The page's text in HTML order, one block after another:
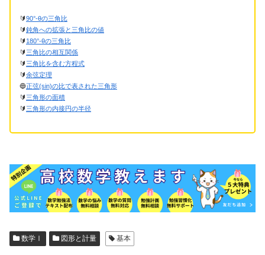
🔰90°-θの三角比
🔰鈍角への拡張と三角比の値
🔰 180°‐θの三角比
🔰 三角比の相互関係
🔰 三角比を含む方程式
🔰余弦定理
🔵正弦(sin)の比で表された三角形
🔰 三角形の面積
🔰 三角形の内接円の半径
数学Ⅰ 図形と計量 基本